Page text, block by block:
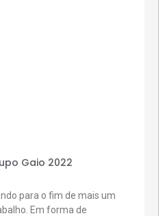
Gaio 2022
para o fim de mais um
Em forma de